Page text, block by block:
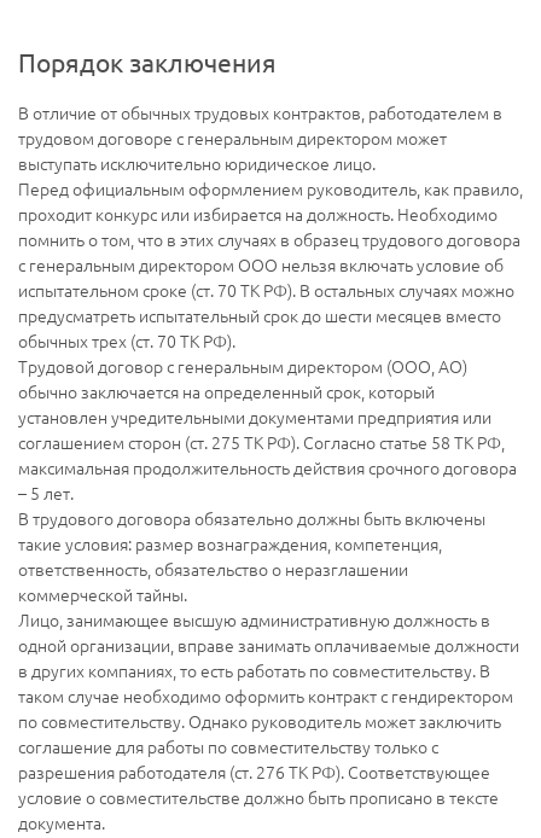
Порядок заключения
В отличие от обычных трудовых контрактов, работодателем в
трудовом договоре с генеральным директором может
выступать исключительно юридическое лицо.
Перед официальным оформлением руководитель, как правило,
проходит конкурс или избирается на должность. Необходимо
помнить о том, что в этих случаях в образец трудового договора
с генеральным директором ООО нельзя включать условие об
испытательном сроке (ст. 70 ТК РФ). В остальных случаях можно
предусматреть испытательный срок до шести месяцев вместо
обычных трех (ст. 70 ТК РФ).
Трудовой договор с генеральным директором (ООО, АО)
обычно заключается на определенный срок, который
установлен учредительными документами предприятия или
соглашением сторон (ст. 275 ТК РФ). Согласно статье 58 ТК РФ,
максимальная продолжительность действия срочного договора
– 5 лет.
В трудового договора обязательно должны быть включены
такие условия: размер вознаграждения, компетенция,
ответственность, обязательство о неразглашении
коммерческой тайны.
Лицо, занимающее высшую административную должность в
одной организации, вправе занимать оплачиваемые должности
в других компаниях, то есть работать по совместительству. В
таком случае необходимо оформить контракт с гендиректором
по совместительству. Однако руководитель может заключить
соглашение для работы по совместительству только с
разрешения работодателя (ст. 276 ТК РФ). Соответствующее
условие о совместительстве должно быть прописано в тексте
документа.